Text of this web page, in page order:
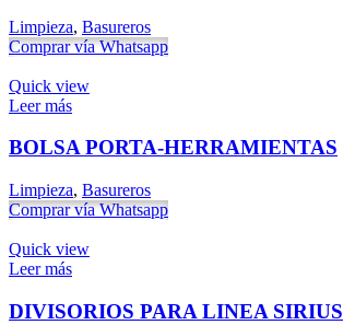
Limpieza, Basureros
Comprar vía Whatsapp
Quick view
Leer más
BOLSA PORTA-HERRAMIENTAS
Limpieza, Basureros
Comprar vía Whatsapp
Quick view
Leer más
DIVISORIOS PARA LINEA SIRIUS